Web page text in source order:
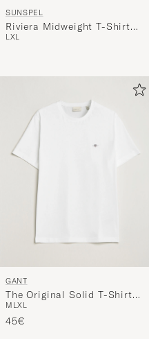
SUNSPEL
Riviera Midweight T-Shirt
Archive White
LXL
GANT
The Original Solid T-Shirt
White
M LXL
45€